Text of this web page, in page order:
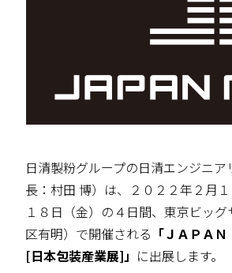
日清製粉グループの日清エンジニ
長：村田 博）は、２０２２年２月
１８日（金）の４日間、東京ビッ
区有明）で開催される 「ＪＡＰＡ
[日本包装産業展]」 に出展します。